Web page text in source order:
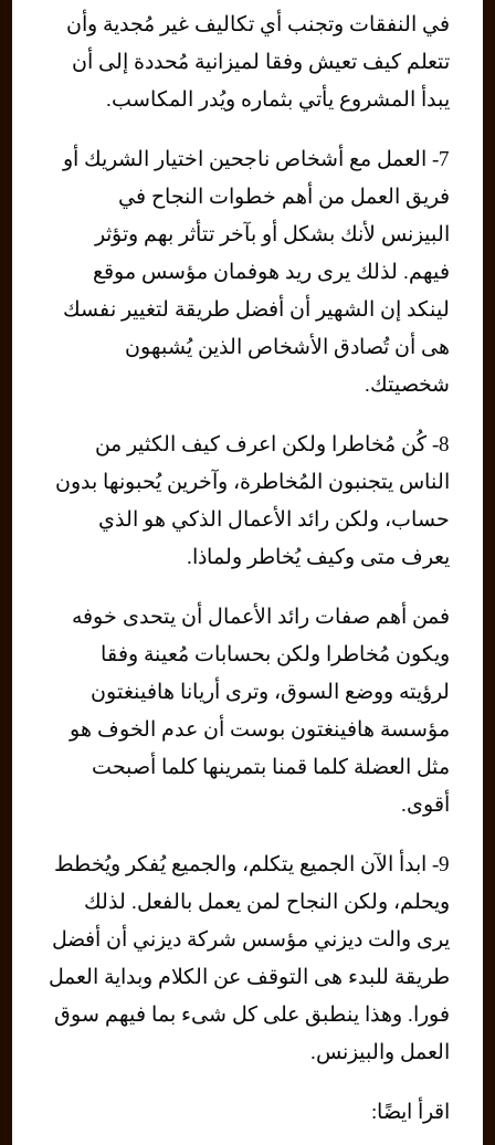
في النفقات وتجنب أي تكاليف غير مُجدية وأن
تتعلم كيف تعيش وفقا لميزانية مُحددة إلى أن
يبدأ المشروع يأتي بثماره ويُدر المكاسب.
7- العمل مع أشخاص ناجحين اختيار الشريك أو
فريق العمل من أهم خطوات النجاح في
البيزنس لأنك بشكل أو بآخر تتأثر بهم وتؤثر
فيهم. لذلك يرى ريد هوفمان مؤسس موقع
لينكد إن الشهير أن أفضل طريقة لتغيير نفسك
هى أن تُصادق الأشخاص الذين يُشبهون
شخصيتك.
8- كُن مُخاطرا ولكن اعرف كيف الكثير من
الناس يتجنبون المُخاطرة، وآخرين يُحبونها بدون
حساب، ولكن رائد الأعمال الذكي هو الذي
يعرف متى وكيف يُخاطر ولماذا.
فمن أهم صفات رائد الأعمال أن يتحدى خوفه
ويكون مُخاطرا ولكن بحسابات مُعينة وفقا
لرؤيته ووضع السوق، وترى أريانا هافينغتون
مؤسسة هافينغتون بوست أن عدم الخوف هو
مثل العضلة كلما قمنا بتمرينها كلما أصبحت
أقوى.
9- ابدأ الآن الجميع يتكلم، والجميع يُفكر ويُخطط
ويحلم، ولكن النجاح لمن يعمل بالفعل. لذلك
يرى والت ديزني مؤسس شركة ديزني أن أفضل
طريقة للبدء هى التوقف عن الكلام وبداية العمل
فورا. وهذا ينطبق على كل شىء بما فيهم سوق
العمل والبيزنس.
اقرأ ايضًا: